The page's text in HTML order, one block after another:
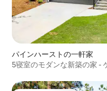
パインハーストの一軒家
5寝室のモダンな新築の家 -